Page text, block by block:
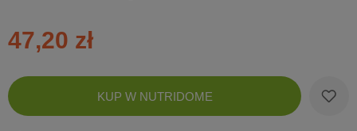
47,20 zł
Zobacz
koszyk
KUP W NUTRIDOME